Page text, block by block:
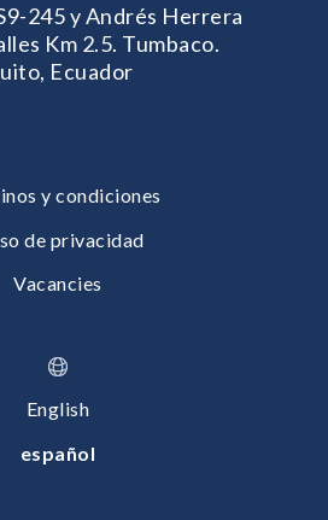
245 y Andrés Herrera
Km 2.5. Tumbaco.
Ecuador
y condiciones
de privacidad
Vacancies
English
español